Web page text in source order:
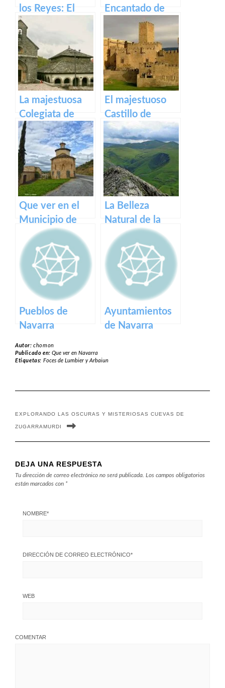
los Reyes: El
Castillo de Olite
Encantado de
La majestuosa
Colegiata de
Roncesvalles: un
tesoro medieval
en los Pirineos
El majestuoso
Castillo de
Javier: historia y
legado.
Que ver en el
Municipio de
Garínoain en
Navarra
La Belleza
Natural de la
Sierra de Aralar:
Un Tesoro de
Navarra y País
Vasco
Pueblos de
Navarra
Ayuntamientos
de Navarra
Autor:chomon
Publicado en:Que ver en Navarra
Etiquetas: Foces de Lumbier y Arbaiun
EXPLORANDO LAS OSCURAS Y MISTERIOSAS CUEVAS DE
ZUGARRAMURDI
DEJA UNA RESPUESTA
Tu dirección de correo electrónico no será publicada. Los campos obligatorios
están marcados con *
NOMBRE*
DIRECCIÓN DE CORREO ELECTRÓNICO*
WEB
COMENTAR